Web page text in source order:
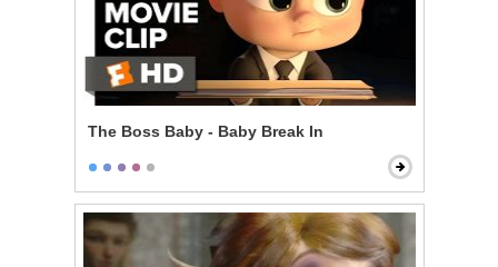
The Boss Baby - Baby Break In